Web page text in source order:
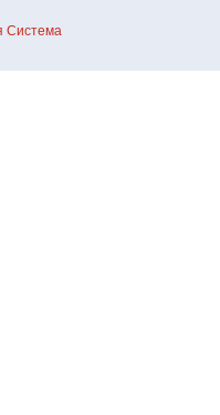
Система